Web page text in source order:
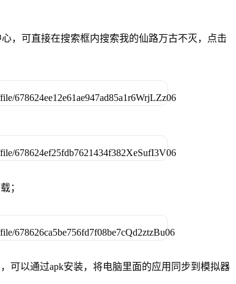
，可直接在搜索框内搜索我的仙路万古不灭，点击
；
可以通过apk安装，将电脑里面的应用同步到模拟器